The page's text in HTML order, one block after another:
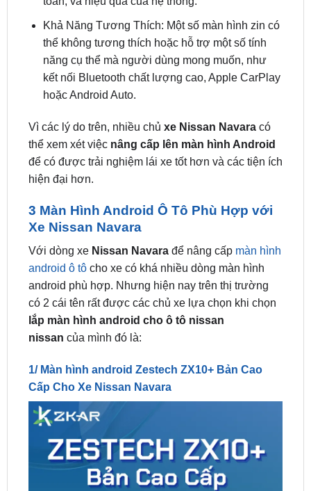
thể không tương thích hoặc hỗ trợ một số tính
năng cụ thể mà người dùng mong muốn, như
kết nối Bluetooth chất lượng cao, Apple CarPlay
hoặc Android Auto.
Vì các lý do trên, nhiều chủ
để có được trải nghiệm lái xe tốt hơn và các tiện ích
hiện đại hơn.
3 Màn Hình Android Ô Tô Phù Hợp với
Với dòng xeNissan Navara để nâng cấpmàn hình
android ô tôcho xe có khá nhiều dòng màn hình
android phù hợp. Nhưng hiện nay trên thị trường
có 2 cái tên rất được các chủ xe lựa chọn khi chọn
lắp màn hình android cho ô tô nissan
nissancủa mình đó là:
1/ Màn hình android Zestech ZX10+ Bản Cao